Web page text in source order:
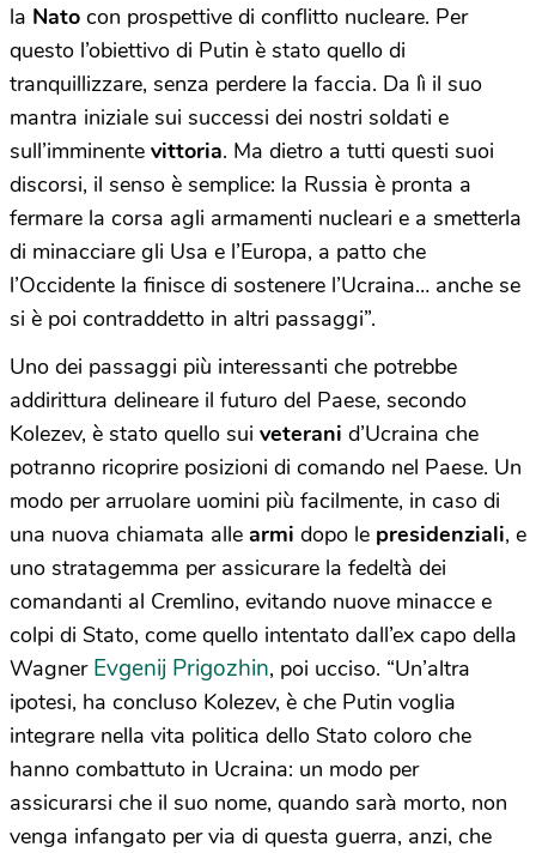
la Nato con prospettive di conflitto nucleare. Per
questo l’obiettivo di Putin è stato quello di
tranquillizzare, senza perdere la faccia. Da lì il suo
mantra iniziale sui successi dei nostri soldati e
sull’imminente vittoria. Ma dietro a tutti questi suoi
discorsi, il senso è semplice: la Russia è pronta a
fermare la corsa agli armamenti nucleari e a smetterla
di minacciare gli Usa e l’Europa, a patto che
l’Occidente la finisce di sostenere l’Ucraina… anche se
si è poi contraddetto in altri passaggi”.
Uno dei passaggi più interessanti che potrebbe
addirittura delineare il futuro del Paese, secondo
Kolezev, è stato quello sui veterani d’Ucraina che
potranno ricoprire posizioni di comando nel Paese. Un
modo per arruolare uomini più facilmente, in caso di
una nuova chiamata alle armi dopo le presidenziali, e
uno stratagemma per assicurare la fedeltà dei
comandanti al Cremlino, evitando nuove minacce e
colpi di Stato, come quello intentato dall’ex capo della
Wagner Evgenij Prigozhin, poi ucciso. “Un’altra
ipotesi, ha concluso Kolezev, è che Putin voglia
integrare nella vita politica dello Stato coloro che
hanno combattuto in Ucraina: un modo per
assicurarsi che il suo nome, quando sarà morto, non
venga infangato per via di questa guerra, anzi, che